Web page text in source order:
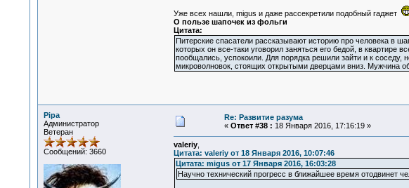
Уже всех нашли, migus и даже рассекретили подобный гаджет
О пользе шапочек из фольги
Цитата:
Питерские спасатели рассказывают историю про человека в
которых он все-таки уговорил заняться его бедой, в
пообщались, успокоили. Для порядка решили зайти и к соседу,
микроволновок, стоящих открытыми дверцами вниз. Мужчина
Pipa
Администратор
Ветеран
Сообщений: 3660
Re: Развитие разума
« Ответ #38 : 18 Января 2016, 17:16:19 »
valeriy,
Цитата: valeriy от 18 Января 2016, 10:07:46
Цитата: migus от 17 Января 2016, 16:03:28
Научно технический прогресс в ближайшее время отодвинет